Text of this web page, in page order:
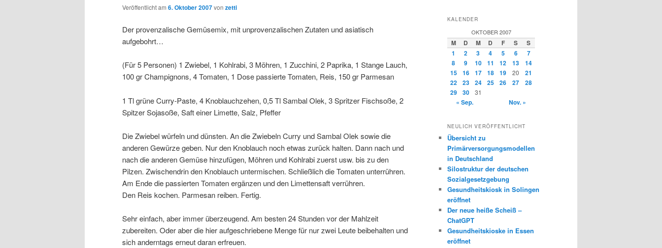
Veröffentlicht am 6. Oktober 2007von zetti
Der provenzalische Gemüsemix, mit unprovenzalischen Zutaten und asiatisch
aufgebohrt…
(Für 5 Personen) 1 Zwiebel, 1 Kohlrabi, 3 Möhren, 1 Zucchini, 2 Paprika, 1 Stange Lauch,
100 gr Champignons, 4 Tomaten, 1 Dose passierte Tomaten, Reis, 150 gr Parmesan
1 Tl grüne Curry-Paste, 4 Knoblauchzehen, 0,5 Tl Sambal Olek, 3 Spritzer Fischsoße, 2
Spitzer Sojasoße, Saft einer Limette, Salz, Pfeffer
Die Zwiebel würfeln und dünsten. An die Zwiebeln Curry und Sambal Olek sowie die
anderen Gewürze geben. Nur den Knoblauch noch etwas zurück halten. Dann nach und
nach die anderen Gemüse hinzufügen, Möhren und Kohlrabi zuerst usw. bis zu den
Pilzen. Zwischendrin den Knoblauch untermischen. Schließlich die Tomaten unterrühren.
Am Ende die passierten Tomaten ergänzen und den Limettensaft verrühren.
Den Reis kochen. Parmesan reiben. Fertig.
Sehr einfach, aber immer überzeugend. Am besten 24 Stunden vor der Mahlzeit
zubereiten. Oder aber die hier aufgeschriebene Menge für nur zwei Leute beibehalten und
sich anderntags erneut daran erfreuen.
KALENDER
OKTOBER 2007
M D M D F S
S
1
2 3 4 5 6
7
8
9 10 11 12 13
14
15
16 17 18 19 20
21
22
23 24 25 26 27
28
29
30 31
« Sep. Nov. »
NEULICH VERÖFFENTLICHT
Übersicht zu
Primärversorgungsmodellen
in Deutschland
Silostruktur der deutschen
Sozialgesetzgebung
Gesundheitskiosk in Solingen
eröffnet
Der neue heiße Scheiß –
ChatGPT
Gesundheitskioske in Essen
eröffnet